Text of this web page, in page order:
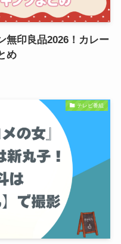
無印良品2026！カレー
め
テレビ番組